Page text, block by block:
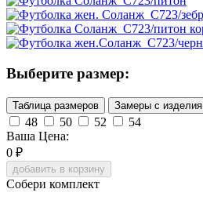
Выберите размер:
Таблица размеров Замеры с изделия
48 50 52
54
Ваша Цена:
0 ₽
добавить в корзину
Собери комплект